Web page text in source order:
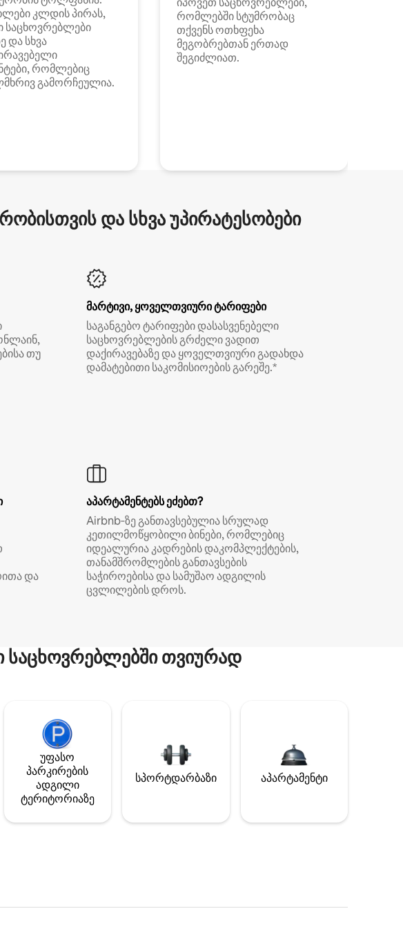
კლდის პირას,
საცხოვრებლები
და სხვა
რომლებიც
გამორჩეულია.
რომლებში სტუმრობაც
თქვენს ოთხფეხა
მეგობრებთან ერთად
შეგიძლიათ.
და სხვა უპირატესობები
თუ
მარტივი, ყოველთვიური ტარიფები
საგანგებო ტარიფები დასასვენებელი
საცხოვრებლების გრძელი ვადით
დაქირავებაზე და ყოველთვიური გადახდა
დამატებითი საკომისიოების გარეშე.*
და
აპარტამენტებს ეძებთ?
Airbnb‑ზე განთავსებულია სრულად
კეთილმოწყობილი ბინები, რომლებიც
იდეალურია კადრების დაკომპლექტების,
თანამშრომლების განთავსების
საჭიროებისა და სამუშაო ადგილის
ცვლილების დროს.
თვიურად
უფასო
პარკირების
ადგილი
ტერიტორიაზე
სპორტდარბაზი აპარტამენტი